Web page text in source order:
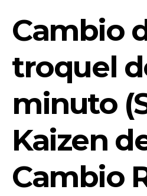
Cambio
troquel
minuto
Kaizen
Cambio